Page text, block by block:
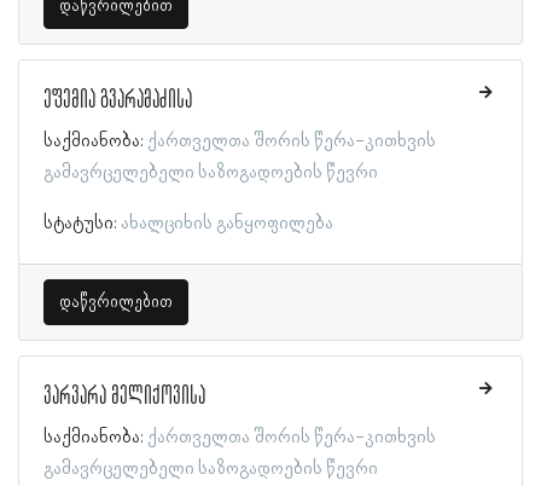
დაწვრილებით
ეფემია გვარამაძისა
საქმიანობა: ქართველთა შორის წერა-კითხვის
გამავრცელებელი საზოგადოების წევრი
სტატუსი: ახალციხის განყოფილება
დაწვრილებით
ვარვარა მელიქოვისა
საქმიანობა: ქართველთა შორის წერა-კითხვის
გამავრცელებელი საზოგადოების წევრი